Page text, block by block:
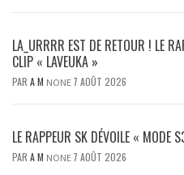
LA_URRRR EST DE RETOUR ! LE
CLIP « LAVEUKA »
PAR A M NONE 7 AOÛT 2026
LE RAPPEUR SK DÉVOILE « MODE
PAR A M NONE 7 AOÛT 2026